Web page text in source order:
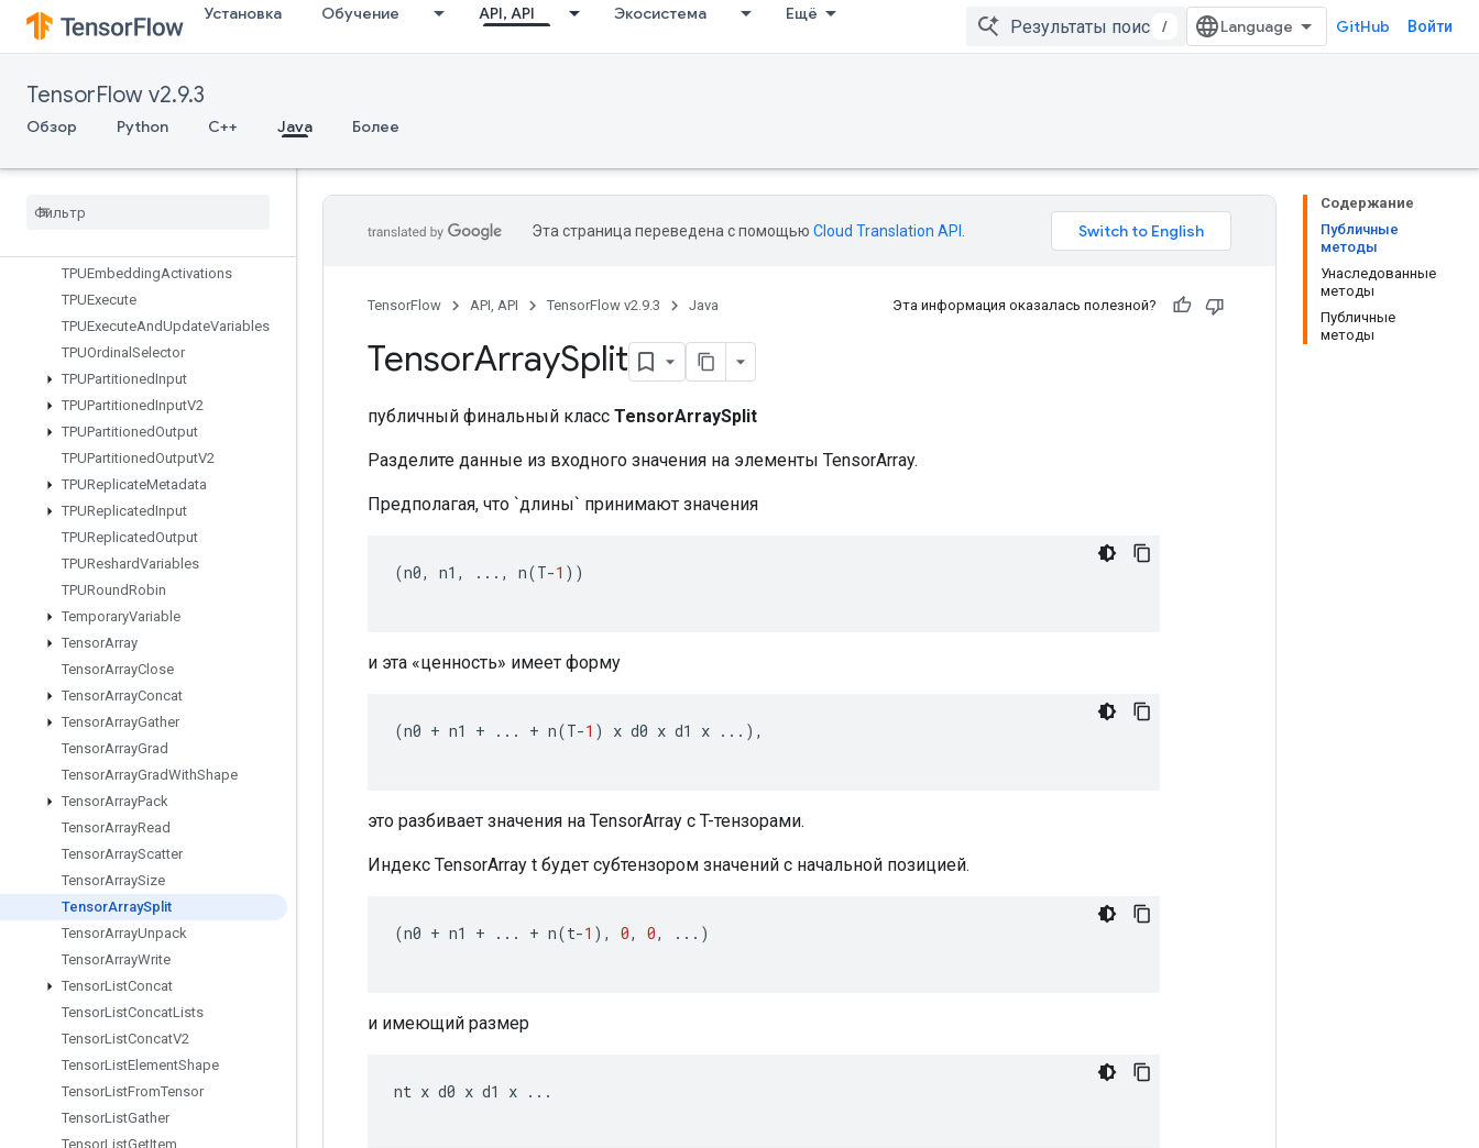
Установка Обучение API, API Экосистема Ещё
/ GitHub Войти
TensorFlow v2.9.3
Обзор Python C++ Java Более
StringLower
StringUpper
SyncDevice
TPUCompilation
TPUEmbeddingActivations
TPUExecute
TPUExecuteAndUpdateVariables
TPUOrdinal Selector
TPUPartitionedInput
TPUPartitionedInputV2
TPUPartitionedOutput
TPUPartitionedOutputV2
TPUReplicateMetadata
TPUReplicatedInput
TPUReplicatedOutput
TPUReshardVariables
TPURoundRobin
TemporaryVariable
TensorArray
TensorArrayClose
TensorArrayConcat
TensorArrayGather
TensorArrayGrad
TensorArrayGradWithShape
TensorArrayPack
TensorArrayRead
TensorArrayScatter
TensorArraySize
TensorArraySplit
TensorArrayUnpack
TensorArrayWrite
TensorListConcat
TensorListConcatLists
TensorListConcatV2
TensorListElementShape
TensorListFromTensor
TensorListGather
TensorListGetItem
Содержание
Публичные
методы
Унаследованные
методы
Публичные
методы
Эта страница переведена с помощью Cloud Translation API
TensorFlow API, API TensorFlow v2.9.3 Java Эта информация оказалась полезной?
TensorArraySplit
публичный финальный класс TensorArraySplit
Разделите данные из входного значения на элементы TensorArray.
Предполагая, что `длины` принимают значения
(n0, n1 , ..., n(T-1 ))
и эта «ценность» имеет форму
(n0 + n1 + ... + n(T-1 ) x d0 x d1 x ...),
это разбивает значения на TensorArray с T-тензорами.
Индекс TensorArray t будет субтензором значений с начальной позицией.
(n0 + n1 + ... + n(t-1 ), 0, 0, ...)
и имеющий размер
nt x d0 x d1 x ...